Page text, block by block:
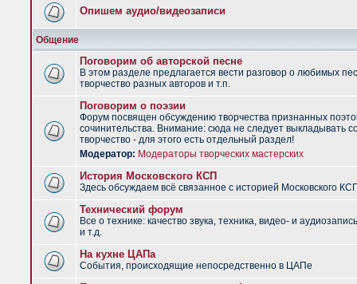
Опишем аудио/видеозаписи
Общение
Поговорим об авторской песне
В этом разделе предлагается вести разговор о любимых
творчество разных авторов и т.п.
Поговорим о поэзии
Форум посвящен обсуждению творчества признанных
сочинительства. Внимание: сюда не следует выкладывать
творчество - для этого есть отдельный раздел!
Модератор: Модераторы творческих мастерских
История Московского КСП
Здесь обсуждаем всё связанное с историей Московского
Технический форум
Все о технике: качество звука, техника, видео- и
и т.д.
На кухне ЦАПа
События, происходящие непосредственно в ЦАПе